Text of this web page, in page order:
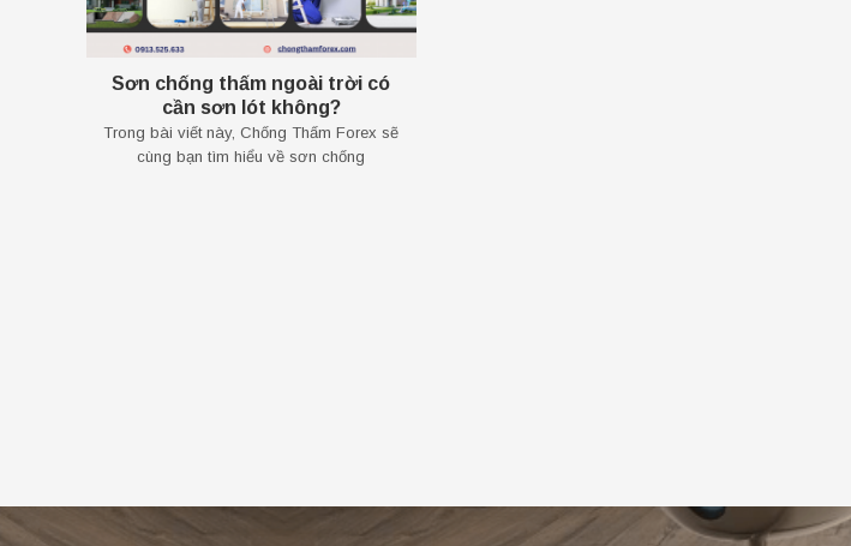
Sơn chống thấm ngoài trời có
cần sơn lót không?
Trong bài viết này, Chống Thấm Forex sẽ
cùng bạn tìm hiểu về sơn chống